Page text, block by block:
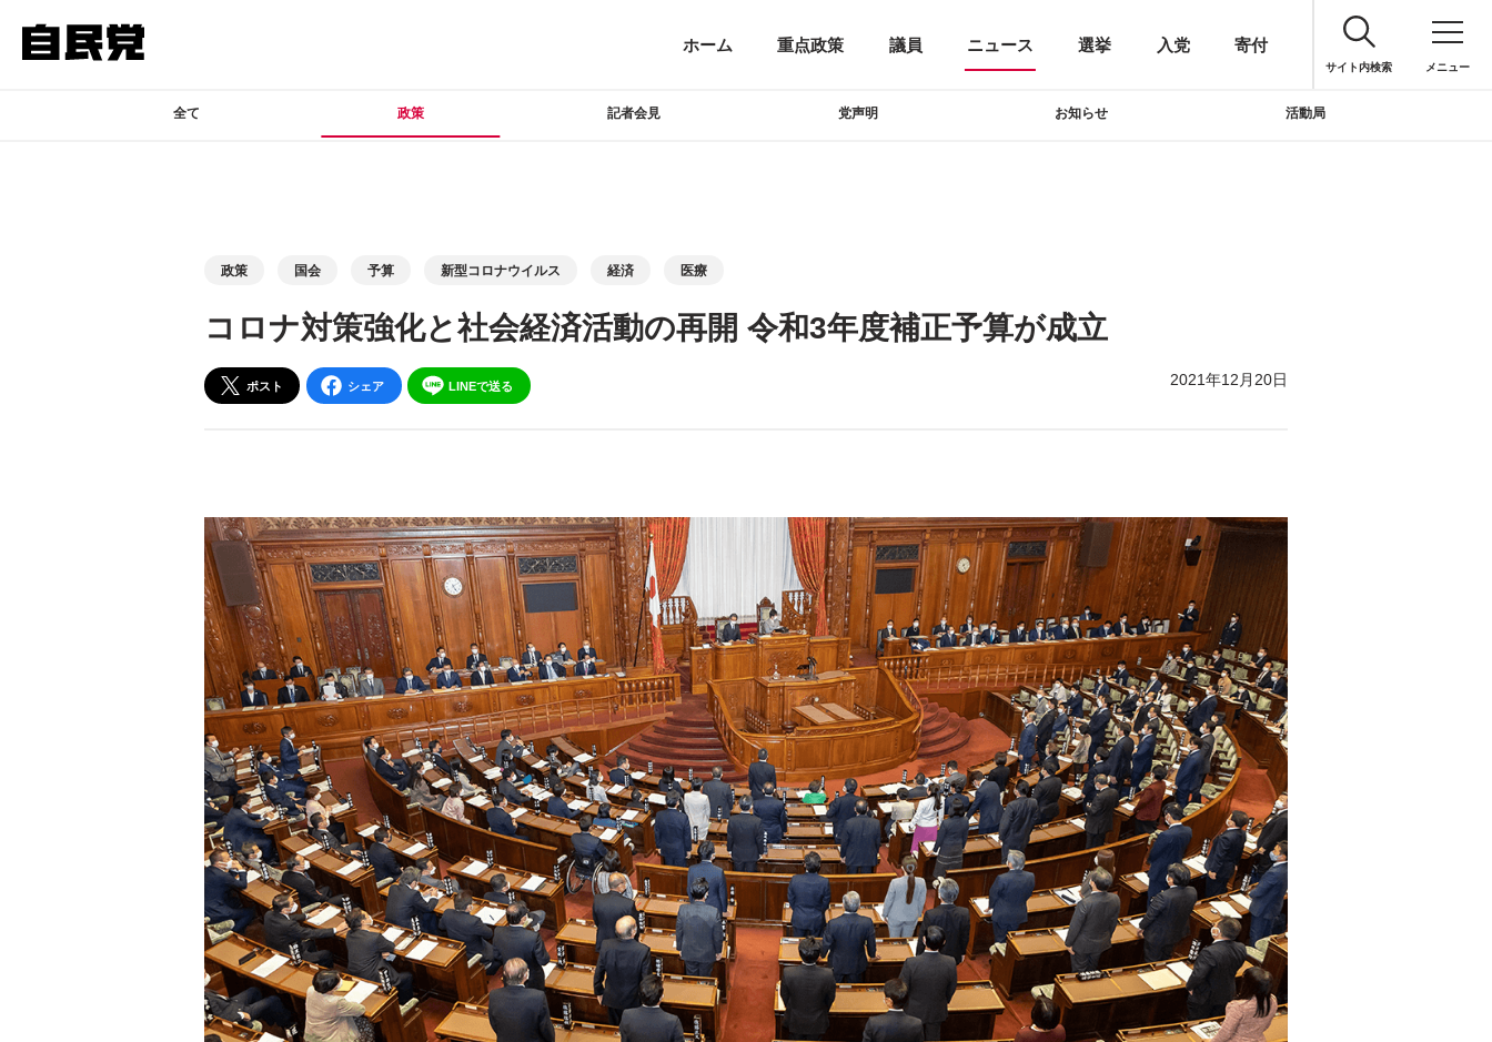
ホーム
重点政策 議員 ニュース 選挙 入党 寄付
サイト内検索 メニュー
全て 政策 記者会見 党声明 お知らせ 活動局
政策 国会 予算 新型コロナウイルス 経済 医療
コロナ対策強化と社会経済活動の再開 令和3年度補正予算が成立
2021年12月20日
ポスト シェア LINEで送る